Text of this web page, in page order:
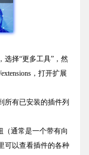
选择“更多工具”，然
，打开扩展
所有已安装的插件列
（通常是一个带有向
可以查看插件的各种